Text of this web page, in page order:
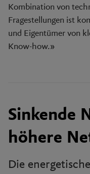
Kombination von
Fragestellungen ist
und Eigentümer von
Know-how.»
Sinkende
höhere
Die